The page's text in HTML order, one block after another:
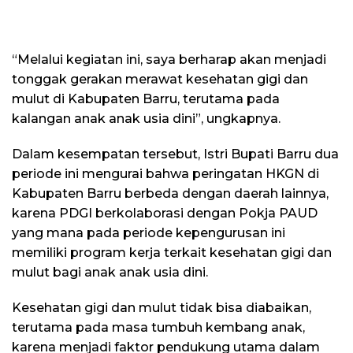
“Melalui kegiatan ini, saya berharap akan menjadi
tonggak gerakan merawat kesehatan gigi dan
mulut di Kabupaten Barru, terutama pada
kalangan anak anak usia dini”, ungkapnya.
Dalam kesempatan tersebut, Istri Bupati Barru dua
periode ini mengurai bahwa peringatan HKGN di
Kabupaten Barru berbeda dengan daerah lainnya,
karena PDGI berkolaborasi dengan Pokja PAUD
yang mana pada periode kepengurusan ini
memiliki program kerja terkait kesehatan gigi dan
mulut bagi anak anak usia dini.
Kesehatan gigi dan mulut tidak bisa diabaikan,
terutama pada masa tumbuh kembang anak,
karena menjadi faktor pendukung utama dalam